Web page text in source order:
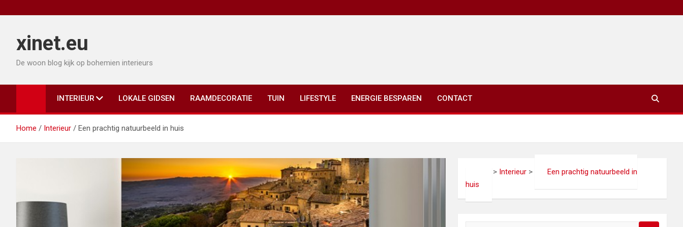
naar
inhoudxinet.eu
De woon blog kijk op bohemien interieurs
INTERIEUR LOKALE GIDSEN RAAMDECORATIE TUIN LIFESTYLE ENERGIE BESPAREN CONTACT
Home Interieur Een prachtig natuurbeeld in huis
> Interieur >
Een prachtig natuurbeeld in
huis